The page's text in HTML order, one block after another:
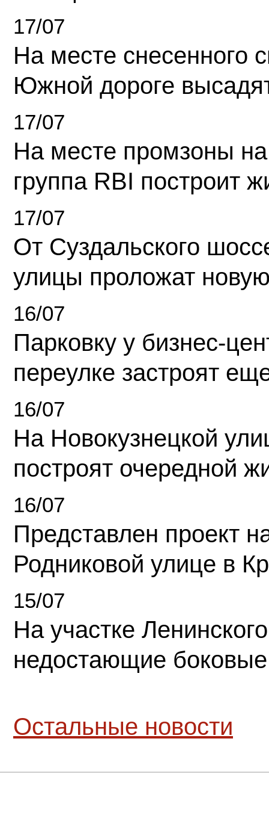
17/07
На месте снесенного
Южной дороге
17/07
На месте промзоны
группа RBI построит
17/07
От Суздальского
улицы проложат
16/07
Парковку у бизнес-
переулке застроят
16/07
На Новокузнецкой
построят очередной
16/07
Представлен проект
Родниковой улице в
15/07
На участке
недостающие
Остальные новости